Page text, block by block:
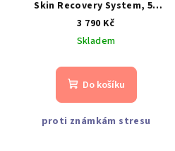
Skin Recovery System, 50
ml + 75 ml
3 790 Kč
Skladem
Do košíku
proti známkám stresu